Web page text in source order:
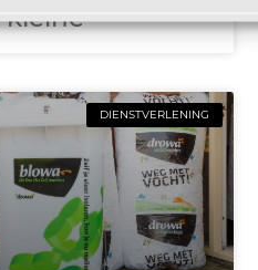
kleine
DIENSTVERLENING